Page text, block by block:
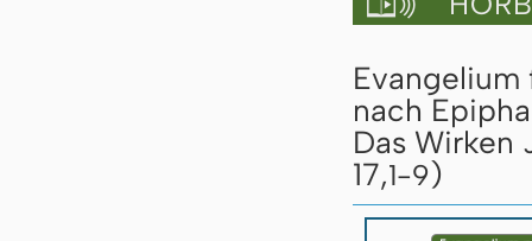
nach
Das Wirken
17,1-9)